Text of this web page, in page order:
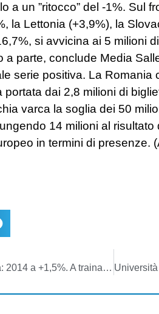
a un ”ritocco” del -1%. Sul
la Lettonia (+3,9%), la
si avvicina ai 5 milioni
a parte, conclude Media
serie positiva. La Romania
portata dai 2,8 milioni di
varca la soglia dei 50
14 milioni al
in termini di presenze.
Pubblicità, inversione di tendenza: 2014 a +1,5%. A trainare sarà soprattutto l’effetto Brasile. Focus sulla radio